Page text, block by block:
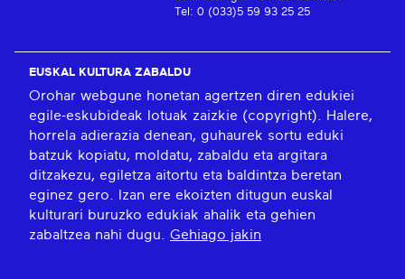
Tel: 0 (033)5 59 93 25 25
EUSKAL KULTURA ZABALDU
Orohar webgune honetan agertzen diren edukiei
egile-eskubideak lotuak zaizkie (copyright). Halere,
horrela adierazia denean, guhaurek sortu eduki
batzuk kopiatu, moldatu, zabaldu eta argitara
ditzakezu, egiletza aitortu eta baldintza beretan
eginez gero. Izan ere ekoizten ditugun euskal
kulturari buruzko edukiak ahalik eta gehien
zabaltzea nahi dugu. Gehiago jakin